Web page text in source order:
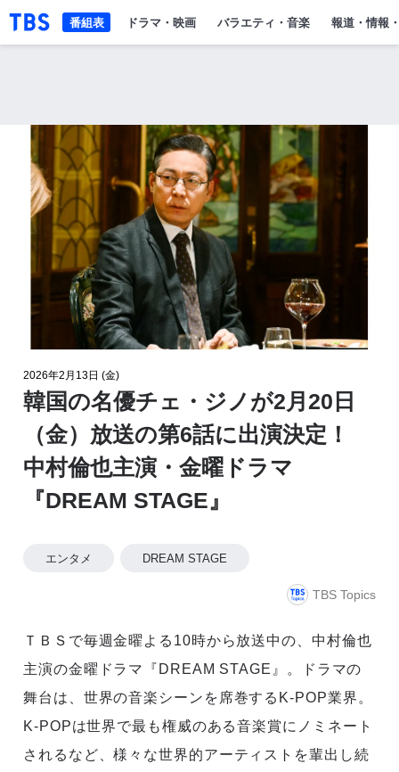
「TBSテレビ」トップページ
ドラマ・映画 バラエティ・音楽 報道・情報
番組表
2026年2月13日 (金)
韓国の名優チェ・ジノが2月20日
（金）放送の第6話に出演決定！
中村倫也主演・金曜ドラマ
『DREAM STAGE』
エンタメ DREAM STAGE
TBS Topics
ＴＢＳで毎週金曜よる10時から放送中の、中村倫也
主演の金曜ドラマ『DREAM STAGE』。ドラマの
舞台は、世界の音楽シーンを席巻するK-POP業界。
K-POPは世界で最も権威のある音楽賞にノミネート
されるなど、様々な世界的アーティストを輩出し続